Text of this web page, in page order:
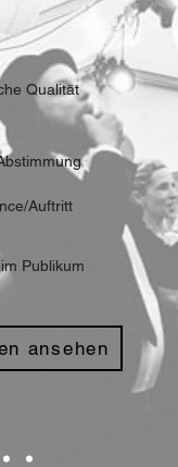
Qualität
Auftritt
Publikum
ansehen